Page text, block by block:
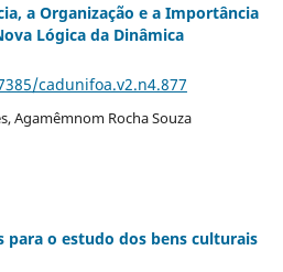
a Organização e a Importância
Lógica da Dinâmica
cadunifoa.v2.n4.877
Agamêmnom Rocha Souza
para o estudo dos bens culturais